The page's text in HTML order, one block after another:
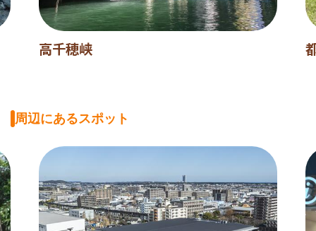
高千穂峡
周辺にあるスポット